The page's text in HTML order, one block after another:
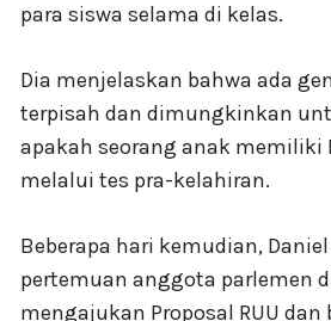
para siswa selama di kelas.
Dia menjelaskan bahwa ada
terpisah dan dimungkinkan
apakah seorang anak memiliki
melalui tes pra-kelahiran.
Beberapa hari kemudian,
pertemuan anggota parlemen
mengajukan Proposal RUU dan